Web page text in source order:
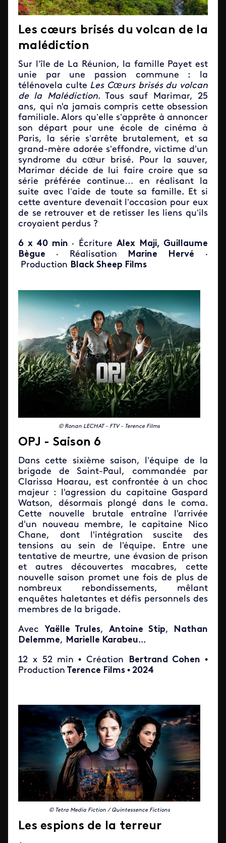
Les cœurs brisés du volcan de la
malédiction
Sur l’île de La Réunion, la famille Payet est
unie par une passion commune : la
télénovela culte Les Cœurs brisés du volcan
de la Malédiction. Tous sauf Marimar, 25
ans, qui n'a jamais compris cette obsession
familiale. Alors qu’elle s’apprête à annoncer
son départ pour une école de cinéma à
Paris, la série s’arrête brutalement, et sa
grand-mère adorée s’effondre, victime d'un
syndrome du cœur brisé. Pour la sauver,
Marimar décide de lui faire croire que sa
série préférée continue… en réalisant la
suite avec l’aide de toute sa famille. Et si
cette aventure devenait l’occasion pour eux
de se retrouver et de retisser les liens qu’ils
croyaient perdus ?
6 x 40 min · Écriture Alex Maji, Guillaume
Bègue ·​​​​​ Réalisation Marine Hervé ·​​​​​
Production Black Sheep Films
© Ronan LECHAT - FTV - Terence Films
OPJ - Saison 6
Dans cette sixième saison, l’équipe de la
brigade de Saint-Paul, commandée par
Clarissa Hoarau, est confrontée à un choc
majeur : l'agression du capitaine Gaspard
Watson, désormais plongé dans le coma.
Cette nouvelle brutale entraîne l'arrivée
d'un nouveau membre, le capitaine Nico
Chane, dont l'intégration suscite des
tensions au sein de l'équipe. Entre une
tentative de meurtre, une évasion de prison
et autres découvertes macabres, cette
nouvelle saison promet une fois de plus de
nombreux rebondissements, mêlant
enquêtes haletantes et défis personnels des
membres de la brigade.
Avec Yaëlle Trules, Antoine Stip,
Nathan
Delemme, Marielle Karabeu...
12 x 52 min • Création Bertrand Cohen •
Production Terence Films • 2024
© Tetra Media Fiction / Quintessence Fictions
Les espions de la terreur